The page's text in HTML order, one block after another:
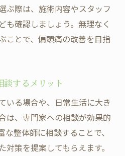
ぶ際は、施術内容やスタッフ
も確認しましょう。無理なく
ことで、偏頭痛の改善を目指
するメリット
いる場合や、日常生活に大き
は、専門家への相談が効果的
整体師に相談することで、
策を提案してもらえます。